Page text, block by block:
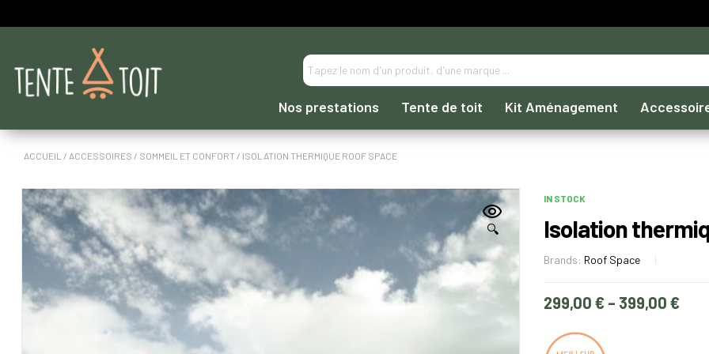
Nos prestations Tente de toit Kit Aménagement
ACCUEIL / ACCESSOIRES / SOMMEIL ET CONFORT / ISOLATION THERMIQUE ROOF SPACE
🔍
IN STOCK
Isolation
Brands: Roof Space
299,00 € – 399,00 €